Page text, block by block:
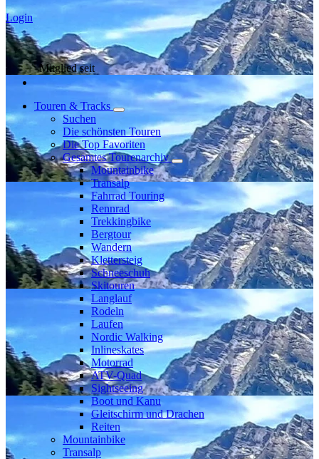
Login
Mitglied seit
Touren & Tracks
Suchen
Die schönsten Touren
Die Top Favoriten
Gesamtes Tourenarchiv
Mountainbike
Transalp
Fahrrad Touring
Rennrad
Trekkingbike
Bergtour
Wandern
Klettersteig
Schneeschuh
Skitouren
Langlauf
Rodeln
Laufen
Nordic Walking
Inlineskates
Motorrad
ATV-Quad
Sightseeing
Boot und Kanu
Gleitschirm und Drachen
Reiten
Mountainbike
Transalp